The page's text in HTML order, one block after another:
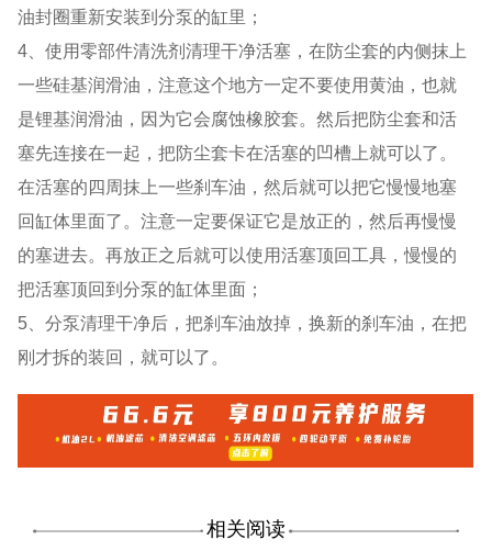
油封圈重新安装到分泵的缸里；
4、使用零部件清洗剂清理干净活塞，在防尘套的内侧抹上
一些硅基润滑油，注意这个地方一定不要使用黄油，也就
是锂基润滑油，因为它会腐蚀橡胶套。然后把防尘套和活
塞先连接在一起，把防尘套卡在活塞的凹槽上就可以了。
在活塞的四周抹上一些刹车油，然后就可以把它慢慢地塞
回缸体里面了。注意一定要保证它是放正的，然后再慢慢
的塞进去。再放正之后就可以使用活塞顶回工具，慢慢的
把活塞顶回到分泵的缸体里面；
5、分泵清理干净后，把刹车油放掉，换新的刹车油，在把
刚才拆的装回，就可以了。
相关阅读